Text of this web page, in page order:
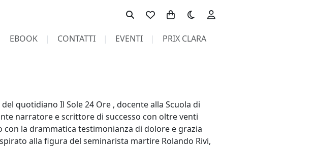
Toggle theme
EBOOK CONTATTI EVENTI PRIX CLARA
quotidiano Il Sole 24 Ore , docente alla Scuola di
narratore e scrittore di successo con oltre venti
la drammatica testimonianza di dolore e grazia
alla figura del seminarista martire Rolando Rivi,